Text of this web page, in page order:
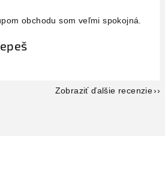
obchodu je 5 z 5 hviezdičiek.
obchodu som veľmi spokojná.
obchodu je 5 z 5 hviezdičiek.
Zobraziť ďalšie recenzie